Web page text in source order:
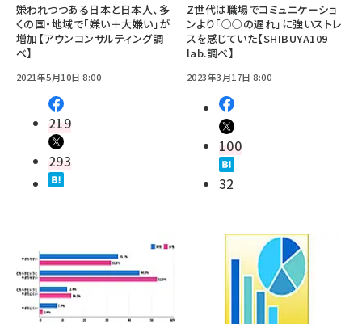
嫌われつつある日本と日本人、多
くの国・地域で「嫌い＋大嫌い」が
増加【アウンコンサルティング調
べ】
2021年5月10日 8:00
219
293
Z世代は職場でコミュニケーショ
ンより「○○の遅れ」に強いストレ
スを感じていた【SHIBUYA109
lab.調べ】
2023年3月17日 8:00
100
32